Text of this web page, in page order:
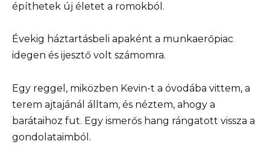
építhetek új életet a romokból.
Évekig háztartásbeli apaként a munkaerőpiac
idegen és ijesztő volt számomra.
Egy reggel, miközben Kevin-t a óvodába vittem, a
terem ajtajánál álltam, és néztem, ahogy a
barátaihoz fut. Egy ismerős hang rángatott vissza a
gondolataimból.